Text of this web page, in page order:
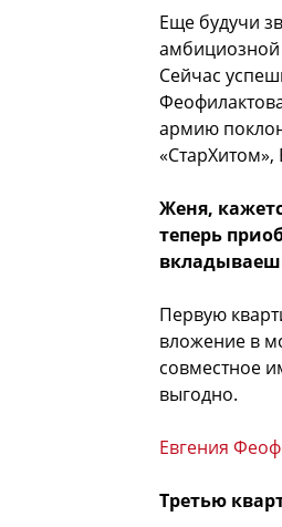
Еще будучи
амбициозной
Сейчас
армию
Женя,
теперь
Первую
вложение в
совместное
выгодно.
Евгения
Третью